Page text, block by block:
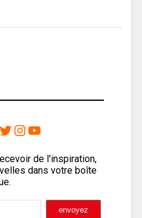
de l'inspiration,
dans votre boîte